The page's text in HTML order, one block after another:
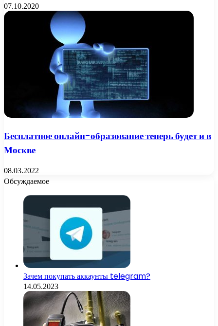
07.10.2020
Бесплатное онлайн-образование теперь будет и в
Москве
08.03.2022
Обсуждаемое
Зачем покупать аккаунты telegram?
14.05.2023